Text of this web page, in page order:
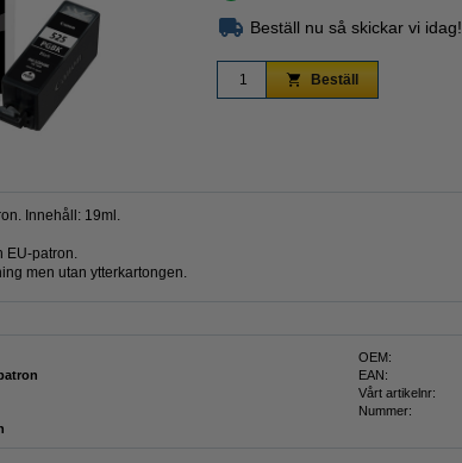
Beställ nu så skickar vi idag!
Beställ
Innehåll: 19ml.
EU-patron.
men utan ytterkartongen.
OEM:
EAN:
Vårt artikelnr:
Nummer: